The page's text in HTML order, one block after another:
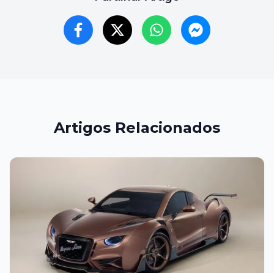
Artigos Relacionados